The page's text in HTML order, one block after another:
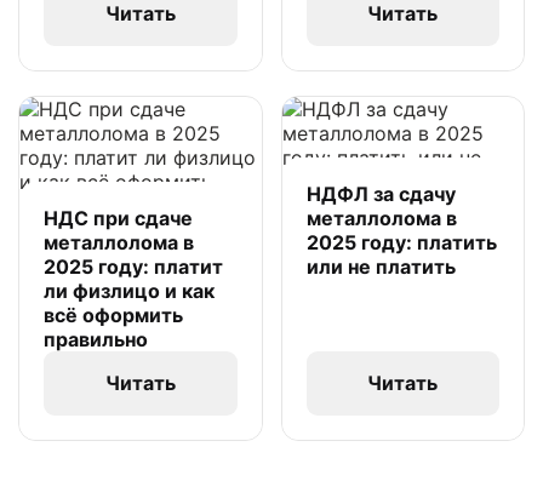
Читать
Читать
НДС при сдаче
металлолома в
2025 году: платит
ли физлицо и как
всё оформить
правильно
Читать
НДФЛ за сдачу
металлолома в
2025 году: платить
или не платить
Читать